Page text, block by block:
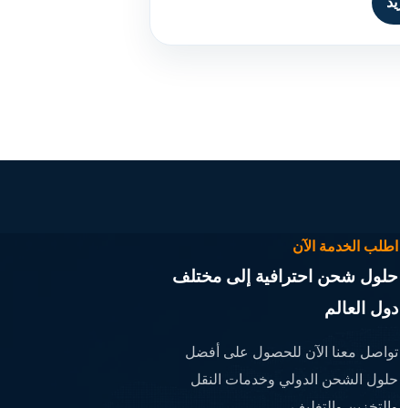
اطلب الخدمة الآن
حلول شحن احترافية إلى مختلف
دول العالم
تواصل معنا الآن للحصول على أفضل
حلول الشحن الدولي وخدمات النقل